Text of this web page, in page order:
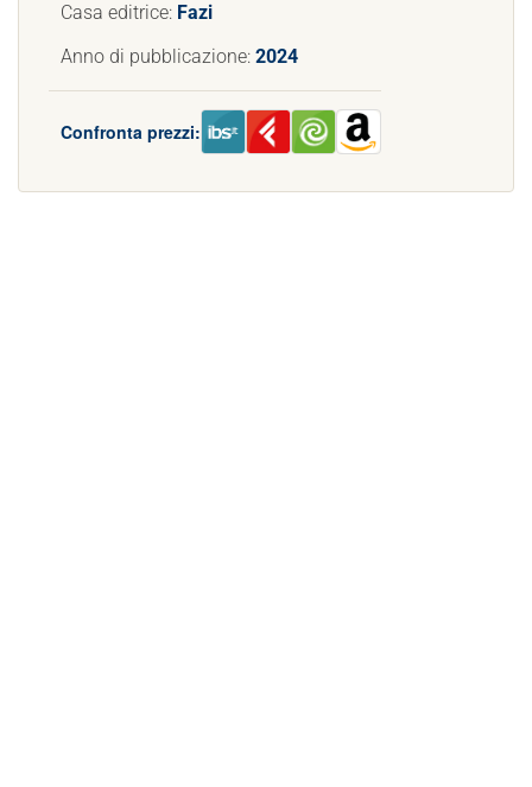
Casa editrice: Fazi
Anno di pubblicazione: 2024
Confronta prezzi: